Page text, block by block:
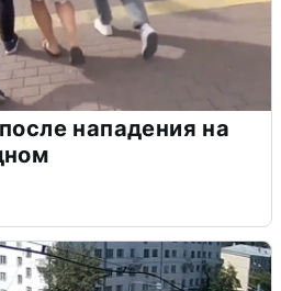
нападения на